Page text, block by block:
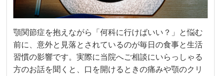
顎関節症を抱えながら「何科に行けばいい？」と悩む
前に、意外と見落とされているのが毎日の食事と生活
習慣の影響です。実際に当院へご相談にいらっしゃる
方のお話を聞くと、口を開けるときの痛みや顎のクリ